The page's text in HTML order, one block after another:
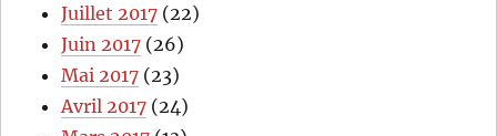
Juillet 2017 (22)
Juin 2017 (26)
Mai 2017 (23)
Avril 2017 (24)